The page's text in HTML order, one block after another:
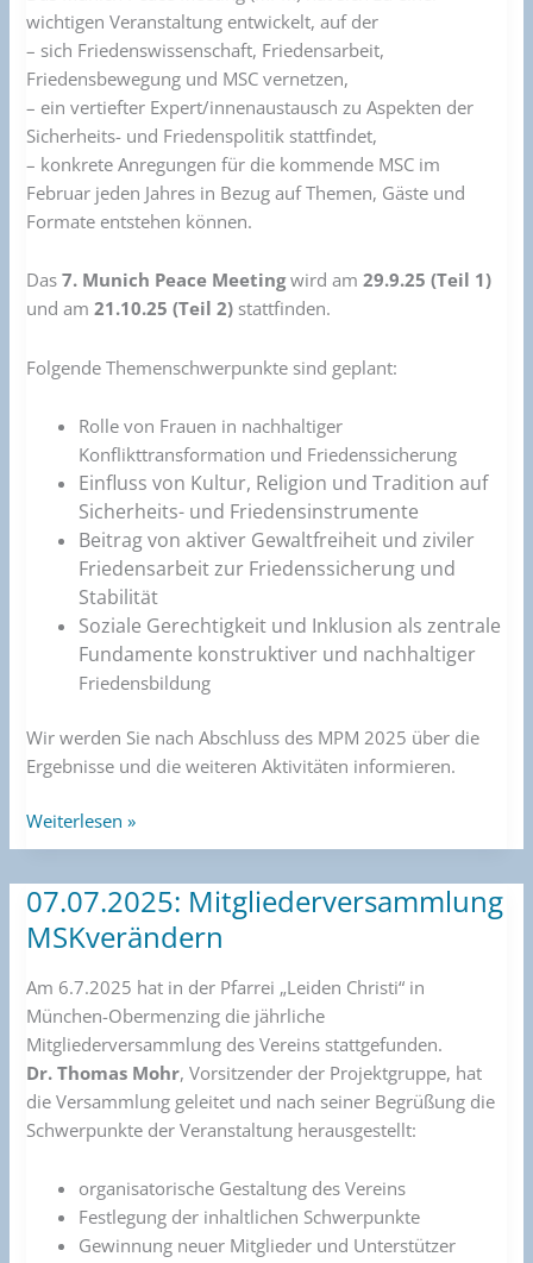
wichtigen Veranstaltung entwickelt, auf der
– sich Friedenswissenschaft, Friedensarbeit,
Friedensbewegung und MSC vernetzen,
– ein vertiefter Expert/innenaustausch zu Aspekten der
Sicherheits- und Friedenspolitik stattfindet,
– konkrete Anregungen für die kommende MSC im
Februar jeden Jahres in Bezug auf Themen, Gäste und
Formate entstehen können.
Das7. Munich Peace Meetingwird am29.9.25 (Teil 1)
und am21.10.25 (Teil 2) stattfinden.
Folgende Themenschwerpunkte sind geplant:
Rolle von Frauen in nachhaltiger
Konflikttransformation und Friedenssicherung
Einfluss von Kultur, Religion und Tradition auf
Sicherheits- und Friedensinstrumente
Beitrag von aktiver Gewaltfreiheit und ziviler
Friedensarbeit zur Friedenssicherung und
Stabilität
Soziale Gerechtigkeit und Inklusion als zentrale
Fundamente konstruktiver und nachhaltiger
Friedensbildung
Wir werden Sie nach Abschluss des MPM 2025 über die
Ergebnisse und die weiteren Aktivitäten informieren.
Weiterlesen »
07.07.2025: Mitgliederversammlung
MSKverändern
Am 6.7.2025 hat in der Pfarrei „Leiden Christi“ in
München-Obermenzing die jährliche
Mitgliederversammlung des Vereins stattgefunden.
Dr. Thomas Mohr, Vorsitzender der Projektgruppe, hat
die Versammlung geleitet und nach seiner Begrüßung die
Schwerpunkte der Veranstaltung herausgestellt:
organisatorische Gestaltung des Vereins
Festlegung der inhaltlichen Schwerpunkte
Gewinnung neuer Mitglieder und Unterstützer
07.07.2025:
Mitgliederversammlung
MSKverändern